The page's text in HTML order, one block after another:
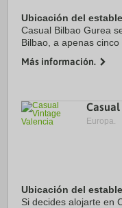
Ubicación del
Casual Bilbao Gurea
Bilbao, a apenas
encuentra a 1,4 km
Más información.
Europa.
Ubicación del
Si decides alojarte en